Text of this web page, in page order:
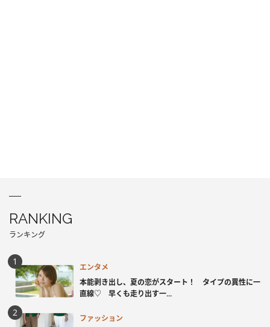
RANKING
ランキング
エンタメ
本能剥き出し、夏の恋がスタート！ タイプの異性に一
直線♡ 早くも走り出す一...
ファッション